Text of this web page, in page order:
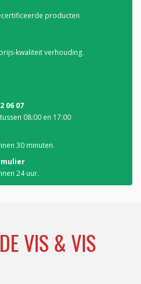
producten
kwaliteit verhouding.
06 07
08:00 en 17:00
30 minuten.
24 uur.
VIS & VIS